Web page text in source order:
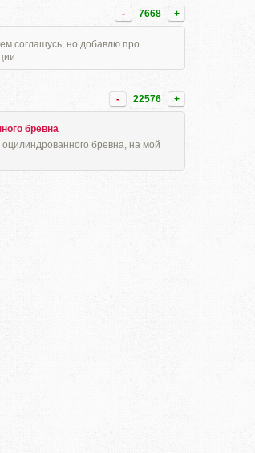
- 7668 +
соглашусь, но добавлю про
...
- 22576 +
бревна
бревна, на мой